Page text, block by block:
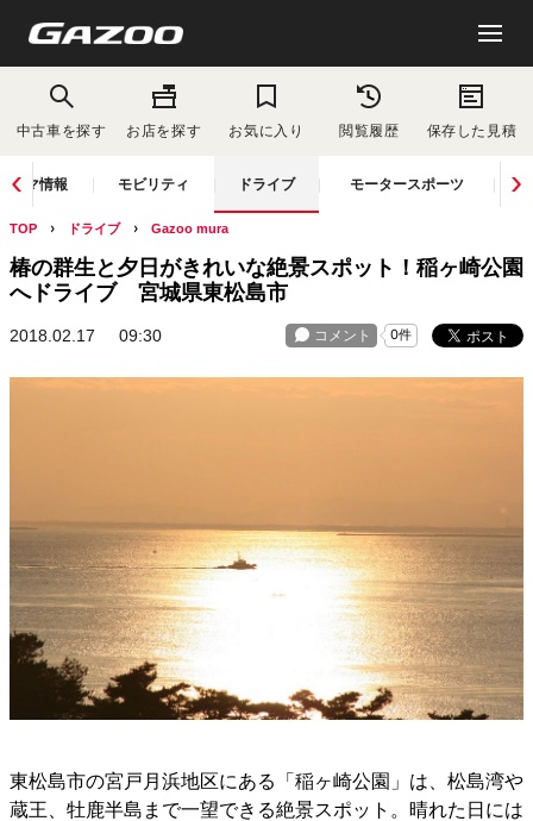
中古車を探す お店を探す お気に入り 閲覧履歴 保存した見積
ルマ情報 モビリティ ドライブ モータースポーツ
TOP ドライブ Gazoo mura
椿の群生と夕日がきれいな絶景スポット！稲ヶ崎公園
へドライブ 宮城県東松島市
2018.02.17 09:30
東松島市の宮戸月浜地区にある「稲ヶ崎公園」は、松島湾や
蔵王、牡鹿半島まで一望できる絶景スポット。晴れた日には